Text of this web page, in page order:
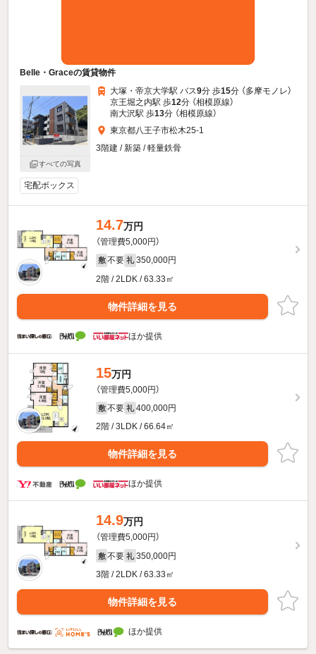
Belle・Graceの賃貸物件
すべての写真
大塚・帝京大学駅 バス9分 歩15分 （多摩モノレ）
京王堀之内駅 歩12分 （相模原線）
南大沢駅 歩13分 （相模原線）
東京都八王子市松木25-1
3階建 / 新築 / 軽量鉄骨
宅配ボックス
14.7万円
（管理費5,000円）
敷 不要 礼 350,000円
2階 / 2LDK / 63.33㎡
物件詳細を見る
ほか提供
15万円
（管理費5,000円）
敷 不要 礼 400,000円
2階 / 3LDK / 66.64㎡
物件詳細を見る
ほか提供
14.9万円
（管理費5,000円）
敷 不要 礼 350,000円
3階 / 2LDK / 63.33㎡
物件詳細を見る
ほか提供